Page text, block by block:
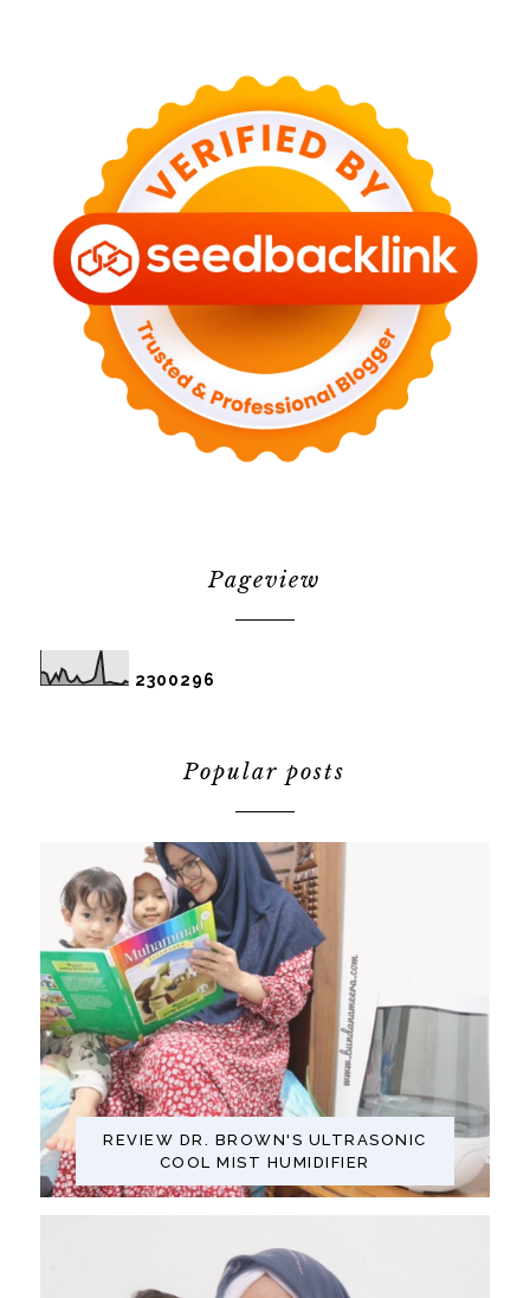
Pageview
2300296
Popular posts
REVIEW DR. BROWN'S ULTRASONIC
COOL MIST HUMIDIFIER